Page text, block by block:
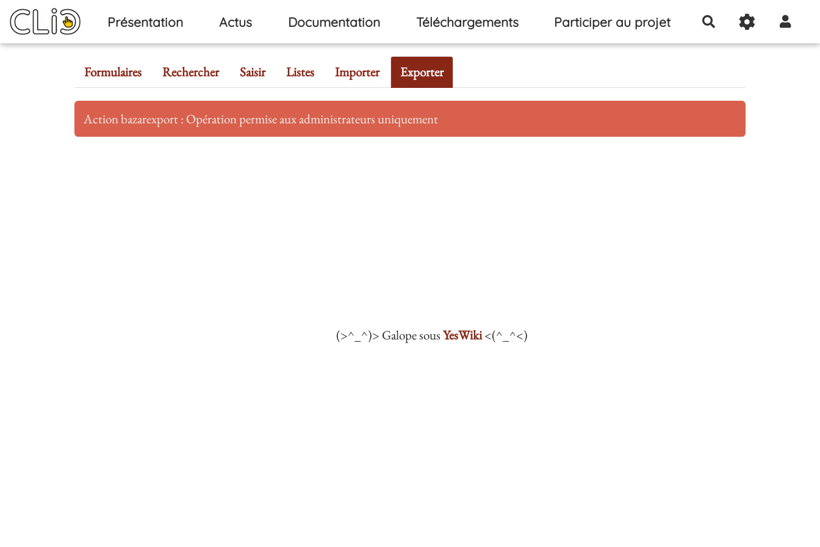
Aller au contenu principal
Présentation Actus Documentation Téléchargements Participer au projet Rechercher
Formulaires Rechercher Saisir Listes Importer Exporter
Action bazarexport : Opération permise aux administrateurs uniquement
(>^_^)> Galope sousYesWiki<(^_^<)